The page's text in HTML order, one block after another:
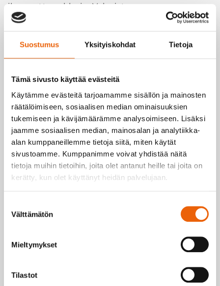
Suostumus Yksityiskohdat Tietoja
Tämä sivusto käyttää evästeitä
Käytämme evästeitä tarjoamamme sisällön ja mainosten
räätälöimiseen, sosiaalisen median ominaisuuksien
tukemiseen ja kävijämäärämme analysoimiseen. Lisäksi
jaamme sosiaalisen median, mainosalan ja analytiikka-
alan kumppaneillemme tietoja siitä, miten käytät
sivustoamme. Kumppanimme voivat yhdistää näitä
tietoja muihin tietoihin, joita olet antanut heille tai joita on
kerätty, kun olet käyttänyt heidän palvelujaan.
valinta
Välttämätön
Mieltymykset
Tilastot
ilmanottoaukkoja. Valmistamme
levytyökeskuksella esimerkiksi
yksittäiset komponentit. Leikattava kappale
levytöistä. Meiltä saa kaikki työvaiheet
suunnittelusta valmiisiin tuotteisiin asti.
Levytöitä yhdistetään usein muihin
työvaiheisiin, jolloin tarjoamme asiakkaalle
kokonaisratkaisut samasta paikasta.
Toimitamme tuotteet asiakkaalle valmiiksi